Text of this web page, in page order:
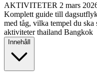
AKTIVITETER 2 mars
Komplett guide till
med tåg, vilka tempel du ska
aktiviteter thailand Bangkok
Innehåll